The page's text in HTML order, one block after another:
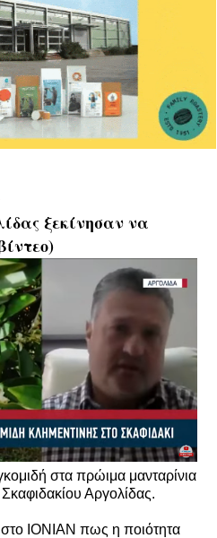
ξεκίνησαν να
στα πρώιμα μανταρίνια
Αργολίδας.
ΙΟΝΙΑΝ πως η ποιότητα